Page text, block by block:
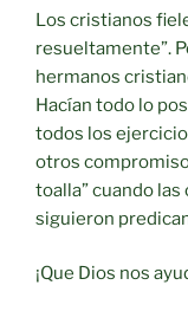
Los cristianos
resueltamente”.
hermanos
Hacían todo lo
todos los
otros
toalla” cuando
siguieron
¡Que Dios nos